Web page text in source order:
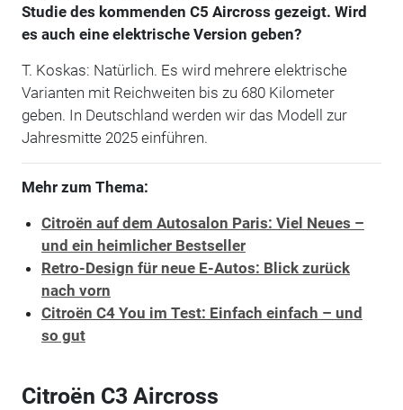
Studie des kommenden C5 Aircross gezeigt. Wird
es auch eine elektrische Version geben?
T. Koskas: Natürlich. Es wird mehrere elektrische
Varianten mit Reichweiten bis zu 680 Kilometer
geben. In Deutschland werden wir das Modell zur
Jahresmitte 2025 einführen.
Mehr zum Thema:
Citroën auf dem Autosalon Paris: Viel Neues –
und ein heimlicher Bestseller
Retro-Design für neue E-Autos: Blick zurück
nach vorn
Citroën C4 You im Test: Einfach einfach – und
so gut
Citroën C3 Aircross